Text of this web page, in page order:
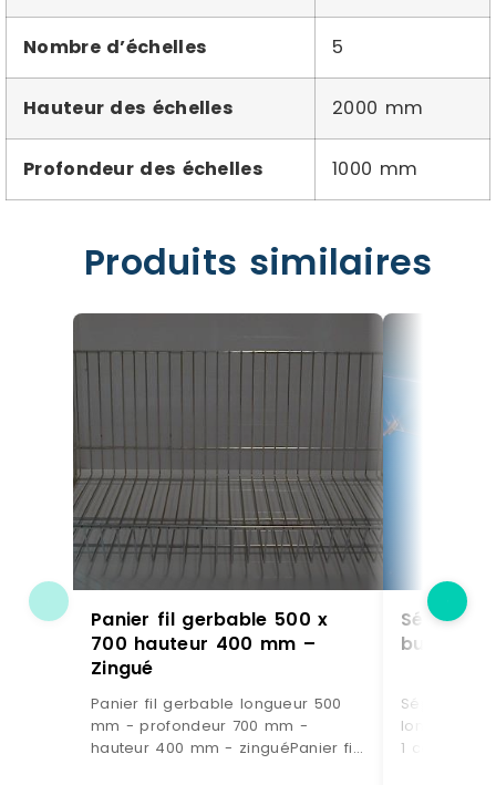
Nombre d’échelles 5
Hauteur des échelles 2000 mm
Profondeur des échelles 1000 mm
Produits similaires
Panier fil gerbable 500 x
700 hauteur 400 mm –
Zingué
Panier fil gerbable longueur 500
mm - profondeur 700 mm -
hauteur 400 mm - zinguéPanier fil
butée –
Séparateur
longueur
1 coté